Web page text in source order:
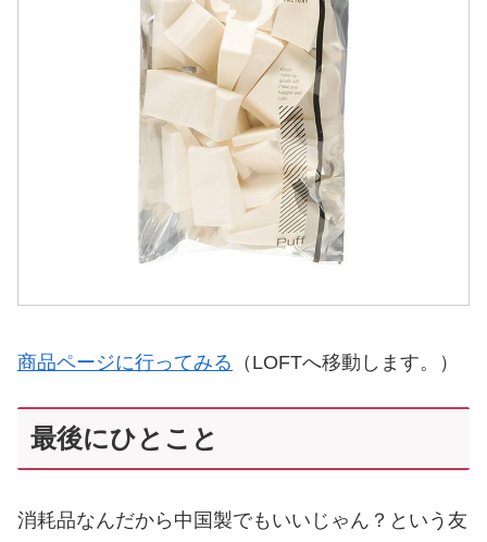
商品ページに行ってみる （LOFTへ移動します。）
最後にひとこと
消耗品なんだから中国製でもいいじゃん？という友